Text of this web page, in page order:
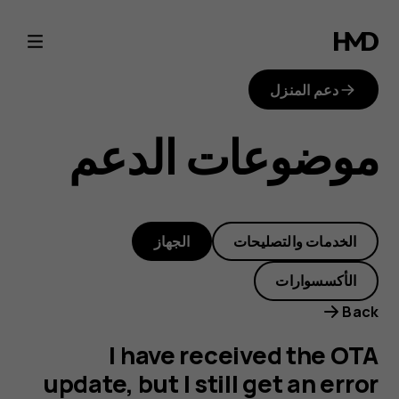
have
received
the
OTA
update,
but
دعم المنزل
موضوعات الدعم
الخدمات والتصليحات الجهاز
الأكسسوارات
Back
I have received the OTA
update, but I still get an error